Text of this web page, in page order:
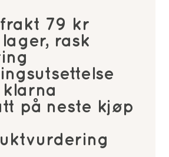
frakt 79 kr
lager, rask
på neste kjøp